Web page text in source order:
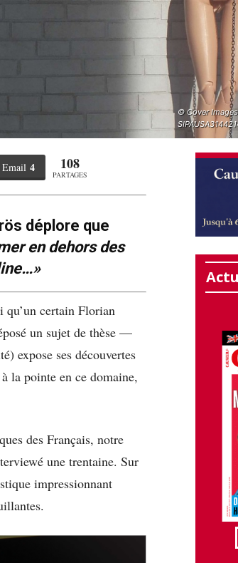
© Cover
Email 4 108
PARTAGES
déplore que
en dehors des
certain Florian
un sujet de thèse —
expose ses découvertes
la pointe en ce domaine,
des Français, notre
une trentaine. Sur
impressionnant